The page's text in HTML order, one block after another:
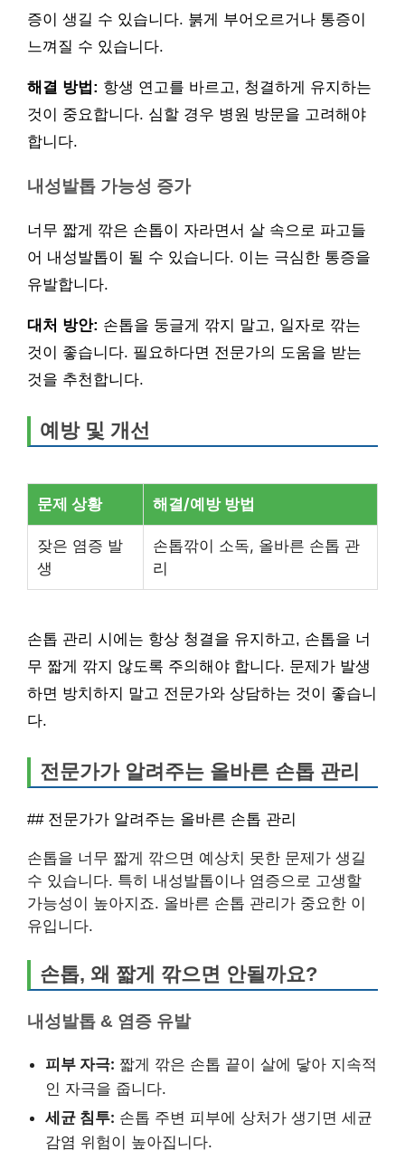
증이 생길 수 있습니다. 붉게 부어오르거나 통증이
느껴질 수 있습니다.
해결 방법: 항생 연고를 바르고, 청결하게 유지하는
것이 중요합니다. 심할 경우 병원 방문을 고려해야
합니다.
내성발톱 가능성 증가
너무 짧게 깎은 손톱이 자라면서 살 속으로 파고들
어 내성발톱이 될 수 있습니다. 이는 극심한 통증을
유발합니다.
대처 방안: 손톱을 둥글게 깎지 말고, 일자로 깎는
것이 좋습니다. 필요하다면 전문가의 도움을 받는
것을 추천합니다.
예방 및 개선
문제 상황 해결/예방 방법
잦은 염증 발
생
손톱깎이 소독, 올바른 손톱 관
리
손톱 관리 시에는 항상 청결을 유지하고, 손톱을 너
무 짧게 깎지 않도록 주의해야 합니다. 문제가 발생
하면 방치하지 말고 전문가와 상담하는 것이 좋습니
다.
전문가가 알려주는 올바른 손톱 관리
## 전문가가 알려주는 올바른 손톱 관리
손톱을 너무 짧게 깎으면 예상치 못한 문제가 생길
수 있습니다. 특히 내성발톱이나 염증으로 고생할
가능성이 높아지죠. 올바른 손톱 관리가 중요한 이
유입니다.
손톱, 왜 짧게 깎으면 안될까요?
내성발톱 & 염증 유발
피부 자극: 짧게 깎은 손톱 끝이 살에 닿아 지속적
인 자극을 줍니다.
세균 침투: 손톱 주변 피부에 상처가 생기면 세균
감염 위험이 높아집니다.